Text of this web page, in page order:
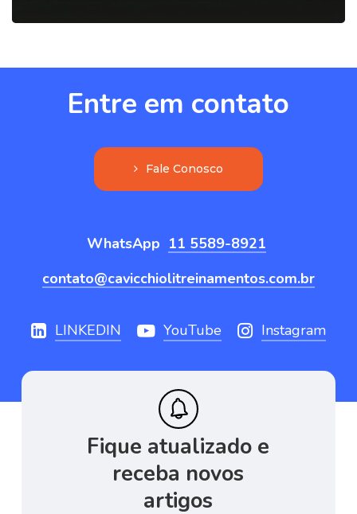
Entre em contato
Fale Conosco
WhatsApp 11 5589-8921
contato@cavicchiolitreinamentos.com.br
LINKEDIN YouTube Instagram
Fique atualizado e
receba novos
artigos